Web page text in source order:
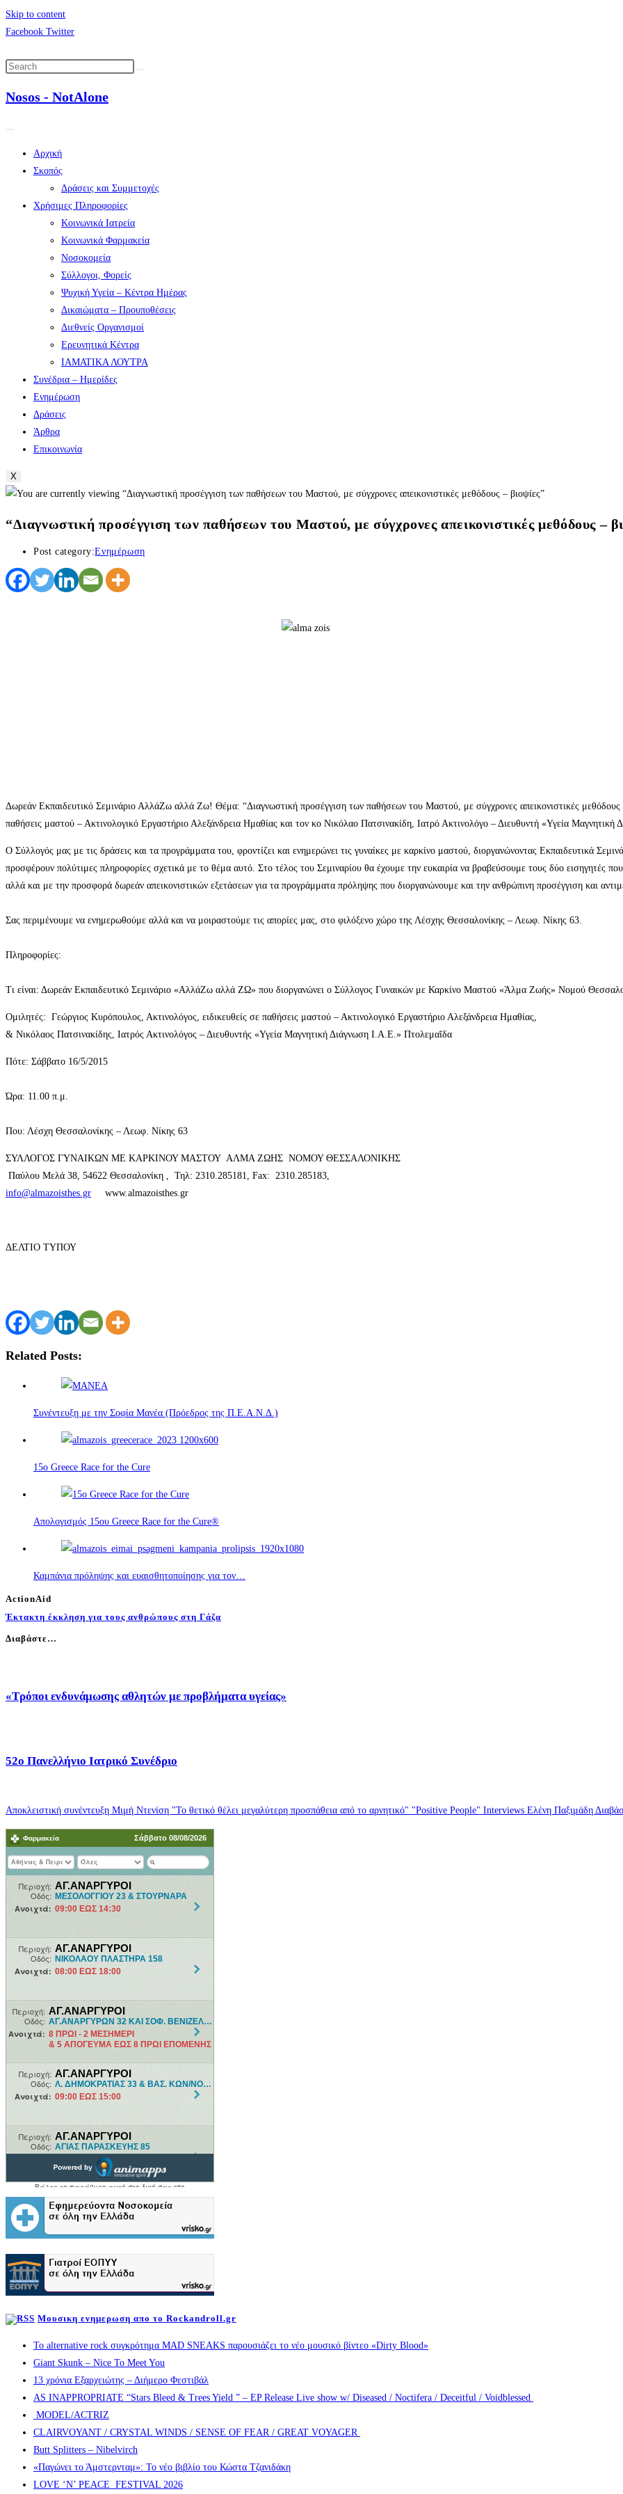
Skip to content
Facebook Twitter
Nosos - NotAlone
Αρχική
Σκοπός
Δράσεις και Συμμετοχές
Χρήσιμες Πληροφορίες
Κοινωνικά Ιατρεία
Κοινωνικά Φαρμακεία
Νοσοκομεία
Σύλλογοι, Φορείς
Ψυχική Υγεία – Κέντρα Ημέρας
Δικαιώματα – Προυποθέσεις
Διεθνείς Οργανισμοί
Ερευνητικά Κέντρα
ΙΑΜΑΤΙΚΑ ΛΟΥΤΡΑ
Συνέδρια – Ημερίδες
Ενημέρωση
Δράσεις
Άρθρα
Επικοινωνία
X
“Διαγνωστική προσέγγιση των παθήσεων του Μαστού, με σύγχρονες απεικονιστικές μεθόδους –
Post category:Ενημέρωση
Δωρεάν Εκπαιδευτικό Σεμινάριο ΑλλάΖω αλλά Ζω! Θέμα: “Διαγνωστική προσέγγιση των παθήσεων του Μαστού, με σύγχρονες απεικονιστικές
παθήσεις μαστού – Ακτινολογικό Εργαστήριο Αλεξάνδρεια Ημαθίας και τον κο Νικόλαο Πατσινακίδη, Ιατρό Ακτινολόγο – Διευθυντή «Υγεία
Ο Σύλλογός μας με τις δράσεις και τα προγράμματα του, φροντίζει και ενημερώνει τις γυναίκες με καρκίνο μαστού, διοργανώνοντας Εκπαιδευτικά
προσφέρουν πολύτιμες πληροφορίες σχετικά με το θέμα αυτό. Στο τέλος του Σεμιναρίου θα έχουμε την ευκαιρία να βραβεύσουμε τους δύο εισηγητές
αλλά και με την προσφορά δωρεάν απεικονιστικών εξετάσεων για τα προγράμματα πρόληψης που διοργανώνουμε και την ανθρώπινη προσέγγιση και
Σας περιμένουμε να ενημερωθούμε αλλά και να μοιραστούμε τις απορίες μας, στο φιλόξενο χώρο της Λέσχης Θεσσαλονίκης – Λεωφ. Νίκης 63.
Πληροφορίες:
Τι είναι: Δωρεάν Εκπαιδευτικό Σεμινάριο «ΑλλάΖω αλλά ΖΩ» που διοργανώνει ο Σύλλογος Γυναικών με Καρκίνο Μαστού «Άλμα Ζωής» Νομού
Ομιλητές: Γεώργιος Κυρόπουλος, Ακτινολόγος, ειδικευθείς σε παθήσεις μαστού – Ακτινολογικό Εργαστήριο Αλεξάνδρεια Ημαθίας,
& Νικόλαος Πατσινακίδης, Ιατρός Ακτινολόγος – Διευθυντής «Υγεία Μαγνητική Διάγνωση Ι.Α.Ε.» Πτολεμαΐδα
Πότε: Σάββατο 16/5/2015
Ώρα: 11.00 π.μ.
Που: Λέσχη Θεσσαλονίκης – Λεωφ. Νίκης 63
ΣΥΛΛΟΓΟΣ ΓΥΝΑΙΚΩΝ ΜΕ ΚΑΡΚΙΝΟΥ ΜΑΣΤΟΥ ΑΛΜΑ ΖΩΗΣ ΝΟΜΟΥ ΘΕΣΣΑΛΟΝΙΚΗΣ
Παύλου Μελά 38, 54622 Θεσσαλονίκη , Τηλ: 2310.285181, Fax: 2310.285183,
info@almazoisthes.gr
www.almazoisthes.gr
ΔΕΛΤΙΟ ΤΥΠΟΥ
Related Posts:
Συνέντευξη με την Σοφία Μανέα (Πρόεδρος της Π.Ε.Α.Ν.Δ.)
15o Greece Race for the Cure
Απολογισμός 15ου Greece Race for the Cure®
Καμπάνια πρόληψης και ευαισθητοποίησης για τον…
ActionAid
Έκτακτη έκκληση για τους ανθρώπους στη Γάζα
Διαβάστε…
«Τρόποι ενδυνάμωσης αθλητών με προβλήματα υγείας»
52o Πανελλήνιο Ιατρικό Συνέδριο
Αποκλειστική συνέντευξη Μιμή Ντενίση "Το θετικό θέλει μεγαλύτερη προσπάθεια από το αρνητικό" "Positive People" Interviews Ελένη Παξιμάδη
Μουσικη ενημερωση απο το Rockandroll.gr
Το alternative rock συγκρότημα MAD SNEAKS παρουσιάζει το νέο μουσικό βίντεο «Dirty Blood»
Giant Skunk – Nice To Meet You
13 χρόνια Εξαρχειώτης – Διήμερο Φεστιβάλ
AS INAPPROPRIATE “Stars Bleed & Trees Yield ” – EP Release Live show w/ Diseased / Noctifera / Deceitful / Voidblessed
MODEL/ACTRIZ
CLAIRVOYANT / CRYSTAL WINDS / SENSE OF FEAR / GREAT VOYAGER
Butt Splitters – Nibelvirch
«Παγώνει το Άμστερνταμ»: Το νέο βιβλίο του Κώστα Τζανιδάκη
LOVE ‘N’ PEACE FESTIVAL 2026